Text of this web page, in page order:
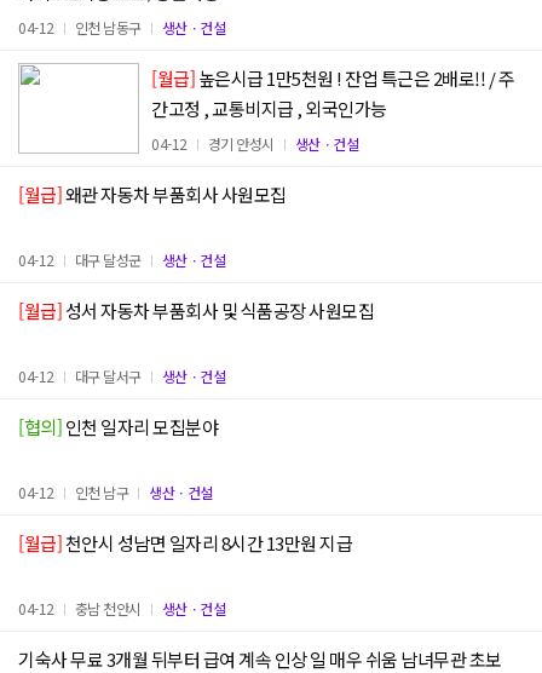
04-12 인천 남동구 생산ㆍ건설
[월급]
간고정 , 교통비지급 , 외국인가능
04-12 경기 안성시 생산ㆍ건설
[월급]왜관 자동차 부품회사 사원모집
04-12 대구 달성군 생산ㆍ건설
[월급]성서 자동차 부품회사 및 식품공장 사원모집
04-12 대구 달서구 생산ㆍ건설
[협의]인천 일자리 모집분야
04-12 인천 남구 생산ㆍ건설
[월급]천안시 성남면 일자리 8시간 13만원 지급
04-12 충남 천안시 생산ㆍ건설
기숙사 무료 3개월 뒤부터 급여 계속 인상 일 매우 쉬움 남녀무관 초보